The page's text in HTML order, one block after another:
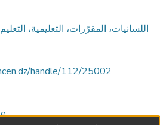
اللسانيات، المقرّرات، التعليمية،
handle/112/25002